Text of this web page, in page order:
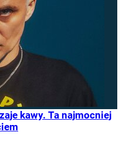
kawy. Ta najmocniej